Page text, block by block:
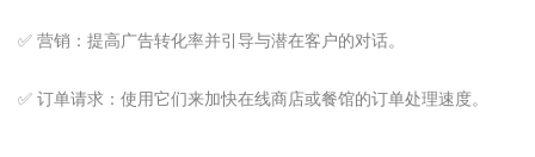
✅ 营销：提高广告转化率并引导与潜在客户的对话。
✅ 订单请求：使用它们来加快在线商店或餐馆的订单处理速度。